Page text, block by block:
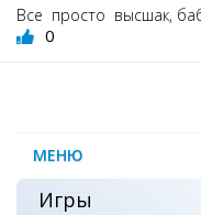
Все просто высшак,
0
МЕНЮ
Игры